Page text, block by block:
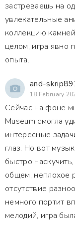
застреваешь на
увлекательные
коллекцию
целом, игра явно
опыта.
and-
18 February
Сейчас на фоне
Museum смогла
интересные
глаз. Но вот
быстро
общем, неплохое
отсутствие
немного портит
мелодий, игра